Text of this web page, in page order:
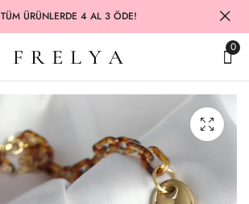
TÜM ÜRÜNLERDE 4 AL 3 ÖDE!
0